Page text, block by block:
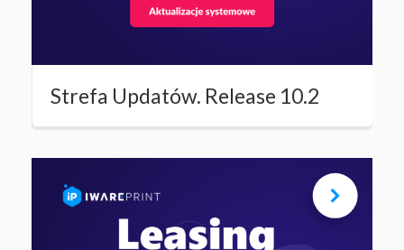
Strefa Updatów. Release 10.2